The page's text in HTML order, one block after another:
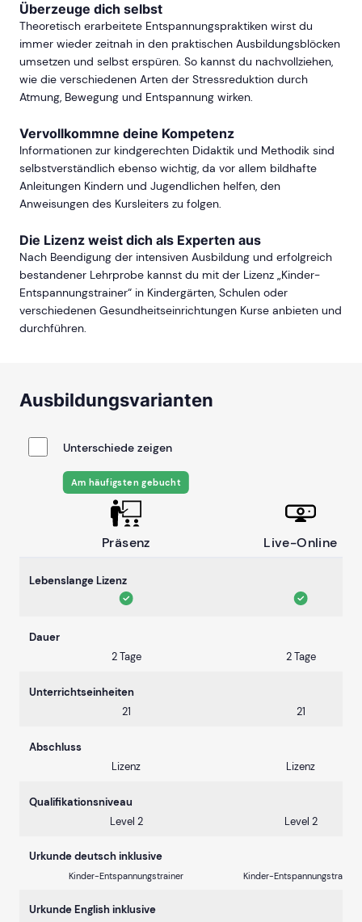
Überzeuge dich selbst
Theoretisch erarbeitete Entspannungspraktiken wirst du
immer wieder zeitnah in den praktischen Ausbildungsblöcken
umsetzen und selbst erspüren. So kannst du nachvollziehen,
wie die verschiedenen Arten der Stressreduktion durch
Atmung, Bewegung und Entspannung wirken.
Vervollkommne deine Kompetenz
Informationen zur kindgerechten Didaktik und Methodik sind
selbstverständlich ebenso wichtig, da vor allem bildhafte
Anleitungen Kindern und Jugendlichen helfen, den
Anweisungen des Kursleiters zu folgen.
Die Lizenz weist dich als Experten aus
Nach Beendigung der intensiven Ausbildung und erfolgreich
bestandener Lehrprobe kannst du mit der Lizenz „Kinder-
Entspannungstrainer“ in Kindergärten, Schulen oder
verschiedenen Gesundheitseinrichtungen Kurse anbieten und
durchführen.
Ausbildungsvarianten
Unterschiede zeigen
Präsenz
Am häufigsten gebucht
Live-Online
Lebenslange Lizenz
Dauer
2 Tage
2 Tage
Unterrichtseinheiten
21
21
Abschluss
Lizenz
Lizenz
Qualifikationsniveau
Level 2
Level 2
Urkunde deutsch inklusive
Kinder-Entspannungstrainer Kinder-Entspannungstrainer
Urkunde English inklusive